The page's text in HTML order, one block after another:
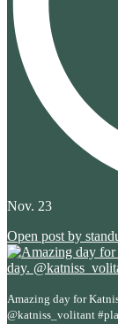
Nov. 23
Open post by
Amazing day for
@katniss_volitant